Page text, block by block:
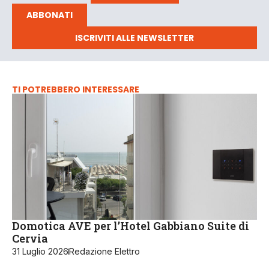
ABBONATI
ISCRIVITI ALLE NEWSLETTER
TI POTREBBERO INTERESSARE
Domotica AVE per l’Hotel Gabbiano Suite di
Cervia
31 Luglio 2026Redazione Elettro